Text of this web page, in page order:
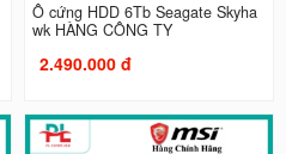
Ổ cứng HDD 6Tb Seagate Skyha
wk HÀNG CÔNG TY
2.490.000 đ